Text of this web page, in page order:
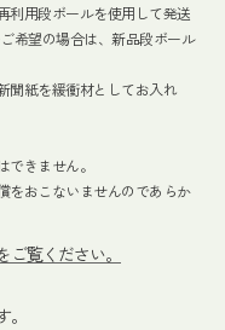
利用段ボールを使用して発送
希望の場合は、新品段ボール
聞紙を緩衝材としてお入れ
きません。
をおこないませんのであらか
覧ください。